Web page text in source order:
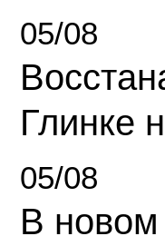
05/08
Глинке
05/08
В новом